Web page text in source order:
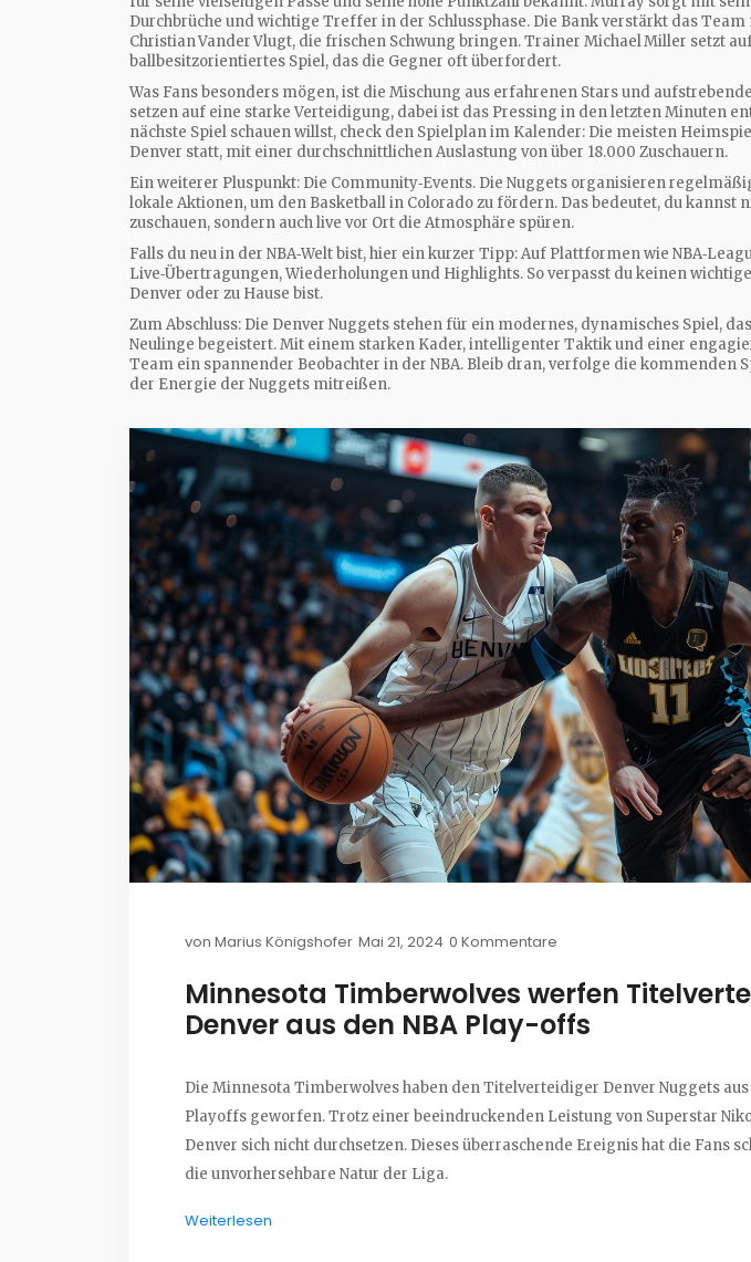
Durchbrüche und wichtige Treffer in der Schlussphase. Die Bank verstärkt das
Christian Vander Vlugt, die frischen Schwung bringen. Trainer Michael Miller setzt
ballbesitzorientiertes Spiel, das die Gegner oft überfordert.
Was Fans besonders mögen, ist die Mischung aus erfahrenen Stars und
setzen auf eine starke Verteidigung, dabei ist das Pressing in den letzten Minuten
nächste Spiel schauen willst, check den Spielplan im Kalender: Die meisten
Denver statt, mit einer durchschnittlichen Auslastung von über 18.000 Zuschauern.
Ein weiterer Pluspunkt: Die Community‑Events. Die Nuggets organisieren
lokale Aktionen, um den Basketball in Colorado zu fördern. Das bedeutet, du kannst
zuschauen, sondern auch live vor Ort die Atmosphäre spüren.
Falls du neu in der NBA‑Welt bist, hier ein kurzer Tipp: Auf Plattformen wie
Live‑Übertragungen, Wiederholungen und Highlights. So verpasst du keinen
Denver oder zu Hause bist.
Zum Abschluss: Die Denver Nuggets stehen für ein modernes, dynamisches Spiel,
Neulinge begeistert. Mit einem starken Kader, intelligenter Taktik und einer
Team ein spannender Beobachter in der NBA. Bleib dran, verfolge die kommenden
der Energie der Nuggets mitreißen.
von Marius Königshofer Mai 21, 2024 0 Kommentare
Minnesota Timberwolves werfen
Denver aus den NBA Play-offs
Die Minnesota Timberwolves haben den Titelverteidiger Denver Nuggets aus
Playoffs geworfen. Trotz einer beeindruckenden Leistung von Superstar
Denver sich nicht durchsetzen. Dieses überraschende Ereignis hat die Fans
die unvorhersehbare Natur der Liga.
Weiterlesen